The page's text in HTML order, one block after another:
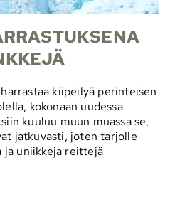
kiipeilyä perinteisen
kokonaan uudessa
kuuluu muun muassa se,
jatkuvasti, joten tarjolle
ja uniikkeja reittejä